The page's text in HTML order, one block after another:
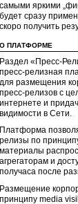
самыми яркими
будет сразу
скоро получить
О ПЛАТФОРМЕ
Раздел «Пресс-
пресс-релизная
для размещения
пресс-релизов с
интернете и
видимости в Сети.
Платформа
релизы по
материалы
агрегаторам и
получаса после
Размещение
принципу media